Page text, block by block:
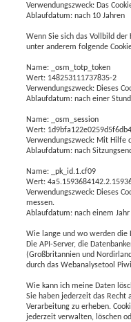
Verwendungszweck: Das
Ablaufdatum: nach 10 Jahren
Wenn Sie sich das Vollbild
unter anderem folgende
Name: _osm_totp_token
Wert: 148253111737835-2
Verwendungszweck: Dieses
Ablaufdatum: nach einer
Name: _osm_session
Wert:
Verwendungszweck: Mit Hilfe
Ablaufdatum: nach
Name: _pk_id.1.cf09
Wert:
Verwendungszweck: Dieses
messen.
Ablaufdatum: nach einem Jahr
Wie lange und wo werden die
Die API-Server, die
(Großbritannien und
durch das Webanalysetool
Wie kann ich meine Daten
Sie haben jederzeit das Recht
Verarbeitung zu erheben.
jederzeit verwalten, löschen